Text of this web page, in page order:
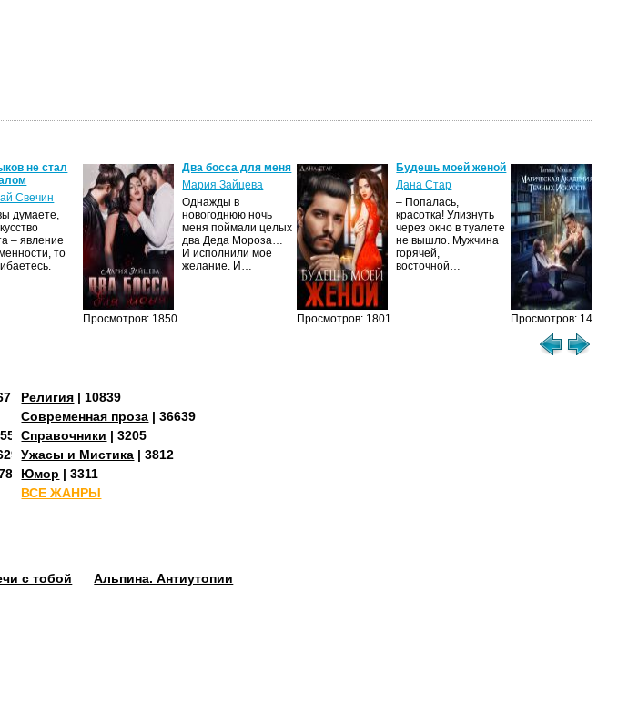
не стал
Свечин
думаете,
– явление
то
Просмотров: 1850
Два босса для меня
Мария Зайцева
Однажды в
новогоднюю ночь
меня поймали целых
два Деда Мороза…
И исполнили мое
желание. И…
Просмотров: 1801
Будешь моей женой
Дана Стар
– Попалась,
красотка! Улизнуть
через окно в туалете
не вышло. Мужчина
горячей,
восточной…
Просмотров: 1463
Религия | 10839
Современная проза | 36639
Справочники | 3205
Ужасы и Мистика | 3812
Юмор | 3311
ВСЕ ЖАНРЫ
с тобой
Альпина. Антиутопии